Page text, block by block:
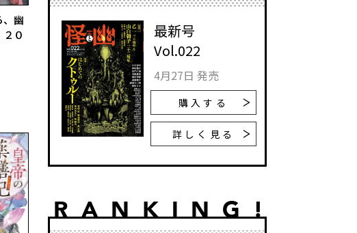
、幽
０
最新号
Vol.022
4月27日 発売
購入する
詳しく見る